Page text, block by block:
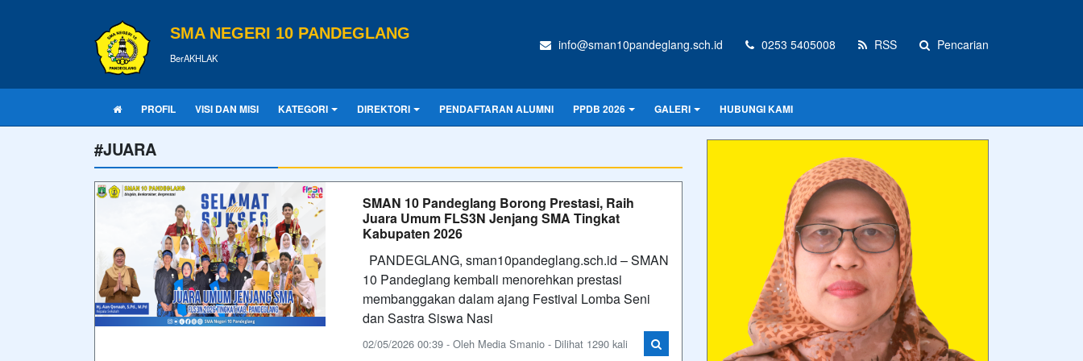
SMA NEGERI 10 PANDEGLANG
BerAKHLAK
info@sman10pandeglang.sch.id 0253 5405008 RSS Pencarian
PROFIL VISI DAN MISI KATEGORI DIREKTORI PENDAFTARAN ALUMNI PPDB 2026 GALERI HUBUNGI KAMI
#JUARA
SMAN 10 Pandeglang Borong Prestasi, Raih
Juara Umum FLS3N Jenjang SMA Tingkat
Kabupaten 2026
PANDEGLANG, sman10pandeglang.sch.id – SMAN
10 Pandeglang kembali menorehkan prestasi
membanggakan dalam ajang Festival Lomba Seni
dan Sastra Siswa Nasi
02/05/2026 00:39 - Oleh Media Smanio - Dilihat 1290 kali